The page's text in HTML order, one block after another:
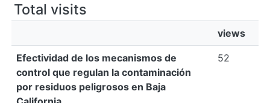
Total visits
views
Efectividad de los mecanismos de
control que regulan la contaminación
por residuos peligrosos en Baja
52